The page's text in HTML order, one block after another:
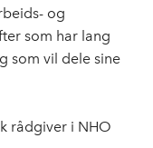
og
som har lang
som vil dele sine
rådgiver i NHO